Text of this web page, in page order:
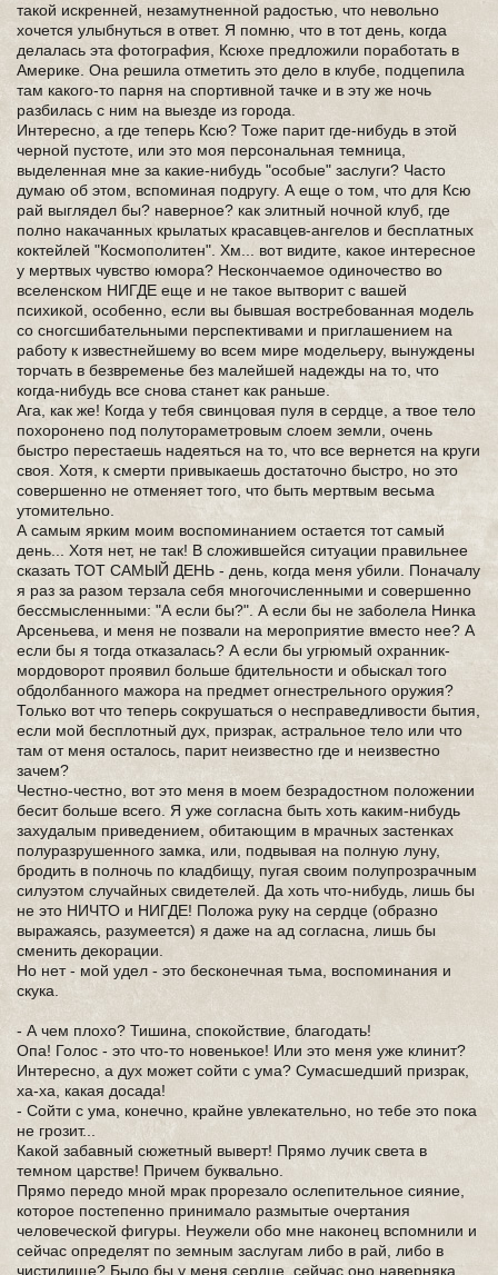
такой искренней, незамутненной радостью, что невольно
хочется улыбнуться в ответ. Я помню, что в тот день, когда
делалась эта фотография, Ксюхе предложили поработать в
Америке. Она решила отметить это дело в клубе, подцепила
там какого-то парня на спортивной тачке и в эту же ночь
разбилась с ним на выезде из города.
Интересно, а где теперь Ксю? Тоже парит где-нибудь в этой
черной пустоте, или это моя персональная темница,
выделенная мне за какие-нибудь "особые" заслуги? Часто
думаю об этом, вспоминая подругу. А еще о том, что для Ксю
рай выглядел бы? наверное? как элитный ночной клуб, где
полно накачанных крылатых красавцев-ангелов и бесплатных
коктейлей "Космополитен". Хм... вот видите, какое интересное
у мертвых чувство юмора? Нескончаемое одиночество во
вселенском НИГДЕ еще и не такое вытворит с вашей
психикой, особенно, если вы бывшая востребованная модель
со сногсшибательными перспективами и приглашением на
работу к известнейшему во всем мире модельеру, вынуждены
торчать в безвременье без малейшей надежды на то, что
когда-нибудь все снова станет как раньше.
Ага, как же! Когда у тебя свинцовая пуля в сердце, а твое тело
похоронено под полутораметровым слоем земли, очень
быстро перестаешь надеяться на то, что все вернется на круги
своя. Хотя, к смерти привыкаешь достаточно быстро, но это
совершенно не отменяет того, что быть мертвым весьма
утомительно.
А самым ярким моим воспоминанием остается тот самый
день... Хотя нет, не так! В сложившейся ситуации правильнее
сказать ТОТ САМЫЙ ДЕНЬ - день, когда меня убили. Поначалу
я раз за разом терзала себя многочисленными и совершенно
бессмысленными: "А если бы?". А если бы не заболела Нинка
Арсеньева, и меня не позвали на мероприятие вместо нее? А
если бы я тогда отказалась? А если бы угрюмый охранник-
мордоворот проявил больше бдительности и обыскал того
обдолбанного мажора на предмет огнестрельного оружия?
Только вот что теперь сокрушаться о несправедливости бытия,
если мой бесплотный дух, призрак, астральное тело или что
там от меня осталось, парит неизвестно где и неизвестно
зачем?
Честно-честно, вот это меня в моем безрадостном положении
бесит больше всего. Я уже согласна быть хоть каким-нибудь
захудалым приведением, обитающим в мрачных застенках
полуразрушенного замка, или, подвывая на полную луну,
бродить в полночь по кладбищу, пугая своим полупрозрачным
силуэтом случайных свидетелей. Да хоть что-нибудь, лишь бы
не это НИЧТО и НИГДЕ! Положа руку на сердце (образно
выражаясь, разумеется) я даже на ад согласна, лишь бы
сменить декорации.
Но нет - мой удел - это бесконечная тьма, воспоминания и
скука.
- А чем плохо? Тишина, спокойствие, благодать!
Опа! Голос - это что-то новенькое! Или это меня уже клинит?
Интересно, а дух может сойти с ума? Сумасшедший призрак,
ха-ха, какая досада!
- Сойти с ума, конечно, крайне увлекательно, но тебе это пока
не грозит...
Какой забавный сюжетный выверт! Прямо лучик света в
темном царстве! Причем буквально.
Прямо передо мной мрак прорезало ослепительное сияние,
которое постепенно принимало размытые очертания
человеческой фигуры. Неужели обо мне наконец вспомнили и
сейчас определят по земным заслугам либо в рай, либо в
чистилище? Было бы у меня сердце, сейчас оно наверняка